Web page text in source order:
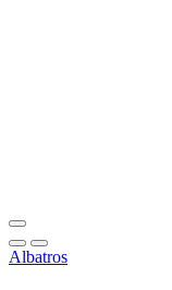
Albatros